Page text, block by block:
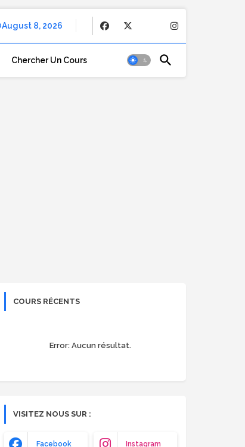
August 8, 2026
Chercher Un Cours
COURS RÉCENTS
Error: Aucun résultat.
VISITEZ NOUS SUR :
Facebook Instagram